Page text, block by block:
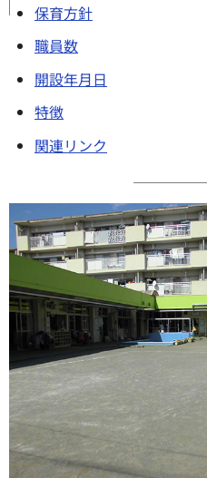
保育方針
職員数
開設年月日
特徴
関連リンク